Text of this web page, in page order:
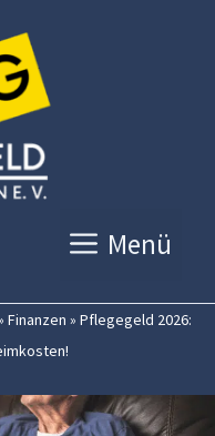
Menü
Finanzen » Pflegegeld 2026: